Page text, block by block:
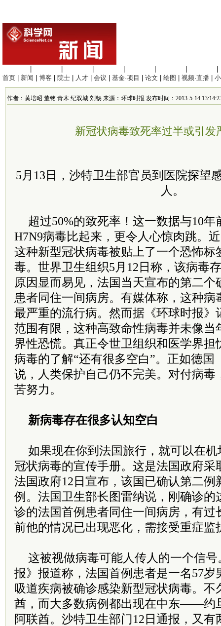
首页
新闻 博客 院士 人才 会议 基金·项目 论文 绘图 视频·直播
作者：黄培昭 董铭 青木 纪双城 刘畅 来源：环球时报 发布时间：2013-5-14
新冠状病毒致死率过半或引发
5月13日，沙特卫生部官员到医院探望
人。
超过50%的致死率！这一数据与10年
H7N9病毒比起来，更令人心惊肉跳。
这种新型冠状病毒被贴上了一个恐怖
毒。世界卫生组织5月12日称，该病毒
原因显而易见，法国当天宣布的第二个
患者同住一间病房。有媒体称，这种病
最严重的流行病。然而据《环球时报》
范围有限，这种高致命性病毒并未像当
界性恐慌。真正令世卫组织和医学界担
病毒的了解“还有很多空白”。正如德国
说，人类保护自己仍不完美。对付病毒
苦努力。
新病毒存在很多认知空白
如果现在你到法国旅行，就可以在
冠状病毒的宣传手册。这是法国政府采
法国政府12日宣布，该国已确认第二例
例。法国卫生部长图雷纳说，刚确诊的
诊的法国首例患者同住一间病房，有过
前他的情况已出现恶化，需接受重症监
这被视做病毒可能人传人的一个信
报》报道称，法国首例患者是一名57岁
吸道疾病被确诊感染新型冠状病毒。不
酋，而大多数病例都出现在中东——约
阿联酋。沙特卫生部门12日通报，又